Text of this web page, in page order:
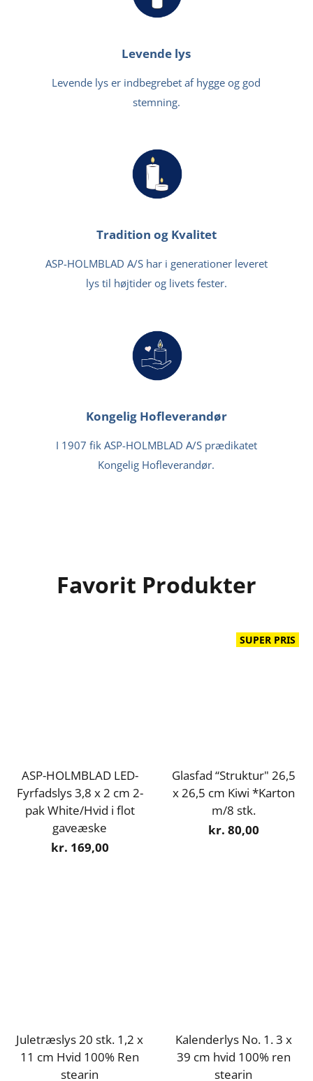
Levende lys
Levende lys er indbegrebet af hygge og god
stemning.
Tradition og Kvalitet
ASP-HOLMBLAD A/S har i generationer leveret
lys til højtider og livets fester.
Kongelig Hofleverandør
I 1907 fik ASP-HOLMBLAD A/S prædikatet
Kongelig Hofleverandør.
Favorit Produkter
ASP-HOLMBLAD LED-
Fyrfadslys 3,8 x 2 cm 2-
pak White/Hvid i flot
gaveæske
kr. 169,00
SUPER PRIS
Glasfad “Struktur" 26,5
x 26,5 cm Kiwi *Karton
m/8 stk.
kr. 80,00
Juletræslys 20 stk. 1,2 x
11 cm Hvid 100% Ren
stearin
Kalenderlys No. 1. 3 x
39 cm hvid 100% ren
stearin